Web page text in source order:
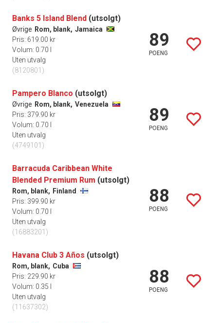
Banks 5 Island Blend (utsolgt)
Øvrige Rom, blank, Jamaica
Pris: 619.00 kr
Volum: 0.70 l
Uten utvalg
(8120801)
89
POENG
Pampero Blanco (utsolgt)
Øvrige Rom, blank, Venezuela
Pris: 379.90 kr
Volum: 0.70 l
Uten utvalg
(4749101)
89
POENG
Barracuda Caribbean White
Blended Premium Rum (utsolgt)
Rom, blank, Finland
Pris: 399.90 kr
Volum: 0.70 l
Uten utvalg
(16883201)
88
POENG
Havana Club 3 Años (utsolgt)
Rom, blank, Cuba
Pris: 229.90 kr
Volum: 0.35 l
Uten utvalg
(11637302)
88
POENG